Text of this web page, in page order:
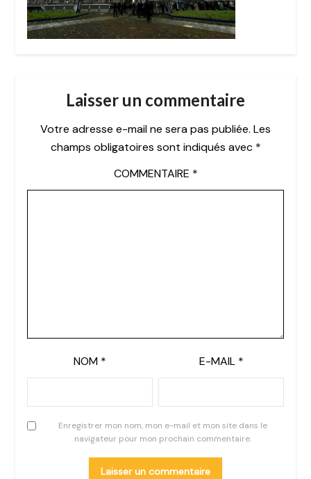
Laisser un commentaire
Votre adresse e-mail ne sera pas publiée. Les
champs obligatoires sont indiqués avec *
COMMENTAIRE *
NOM * E-MAIL *
Enregistrer mon nom, mon e-mail et mon site dans le
navigateur pour mon prochain commentaire.